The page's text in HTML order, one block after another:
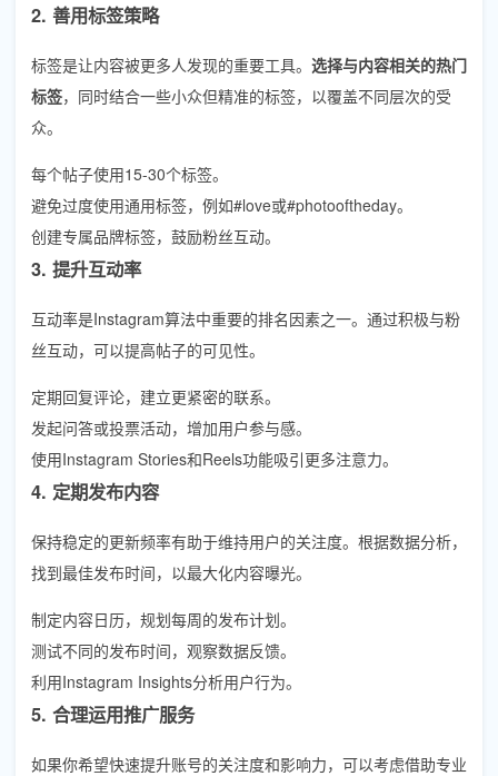
2. 善用标签策略
标签是让内容被更多人发现的重要工具。 选择与内容相关的热门
标签，同时结合一些小众但精准的标签，以覆盖不同层次的受
众。
每个帖子使用15-30个标签。
避免过度使用通用标签，例如#love或#photooftheday。
创建专属品牌标签，鼓励粉丝互动。
3. 提升互动率
互动率是Instagram算法中重要的排名因素之一。通过积极与粉
丝互动，可以提高帖子的可见性。
定期回复评论，建立更紧密的联系。
发起问答或投票活动，增加用户参与感。
使用Instagram Stories和Reels功能吸引更多注意力。
4. 定期发布内容
保持稳定的更新频率有助于维持用户的关注度。根据数据分析，
找到最佳发布时间，以最大化内容曝光。
制定内容日历，规划每周的发布计划。
测试不同的发布时间，观察数据反馈。
利用Instagram Insights分析用户行为。
5. 合理运用推广服务
如果你希望快速提升账号的关注度和影响力，可以考虑借助专业